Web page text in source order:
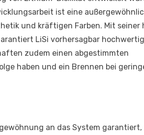
ist eine
und kräftigen Farben. Mit seiner
LiSi vorhersagbar
zudem einen abgestimmten
haben und ein Brennen bei
an das System garantiert,